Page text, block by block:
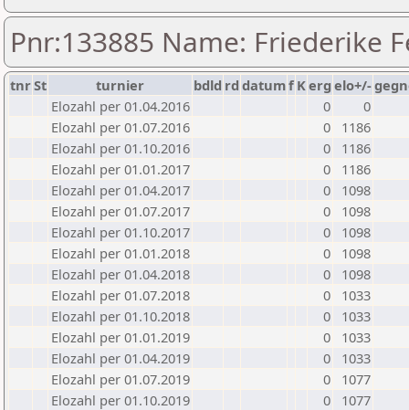
Pnr:133885 Name: Friederike
tnrSt turnier bdld rd datumf Kerg elo+/-
Elozahl per 01.04.2016
0
0
Elozahl per 01.07.2016
0
1186
Elozahl per 01.10.2016
0
1186
Elozahl per 01.01.2017
0
1186
Elozahl per 01.04.2017
0
1098
Elozahl per 01.07.2017
0
1098
Elozahl per 01.10.2017
0
1098
Elozahl per 01.01.2018
0
1098
Elozahl per 01.04.2018
0
1098
Elozahl per 01.07.2018
0
1033
Elozahl per 01.10.2018
0
1033
Elozahl per 01.01.2019
0
1033
Elozahl per 01.04.2019
0
1033
Elozahl per 01.07.2019
0
1077
Elozahl per 01.10.2019
0
1077